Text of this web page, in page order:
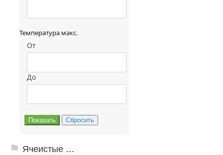
Температура макс.
От
До
Ячеистые грязезащитные покрытия